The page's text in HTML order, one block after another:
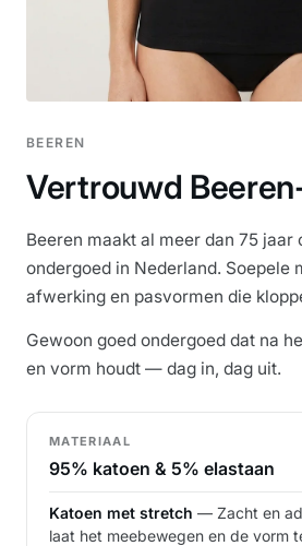
BEEREN
Vertrouwd
Beeren maakt al meer dan 75 jaar
ondergoed in Nederland. Soepele
afwerking en pasvormen die
Gewoon goed ondergoed dat na
en vorm houdt — dag in, dag uit.
MATERIAAL
95% katoen & 5% elastaan
Katoen met stretch — Zacht en
laat het meebewegen en de vorm